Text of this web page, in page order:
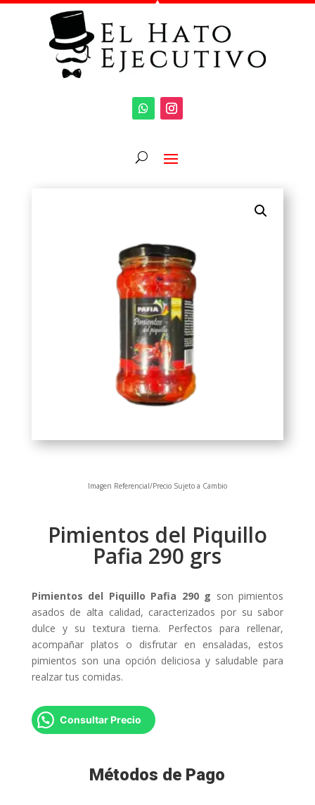
Imagen Referencial/Precio Sujeto a Cambio
Pimientos del Piquillo
Pafia 290 grs
Pimientos del Piquillo Pafia 290 g son pimientos
asados de alta calidad, caracterizados por su sabor
dulce y su textura tierna. Perfectos para rellenar,
acompañar platos o disfrutar en ensaladas, estos
pimientos son una opción deliciosa y saludable para
realzar tus comidas.
Consultar Precio
Métodos de Pago